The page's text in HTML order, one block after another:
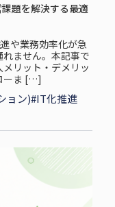
題を解決する最適
や業務効率化が急
ません。本記事で
リット・デメリッ
ーま […]
ョン)#IT化推進